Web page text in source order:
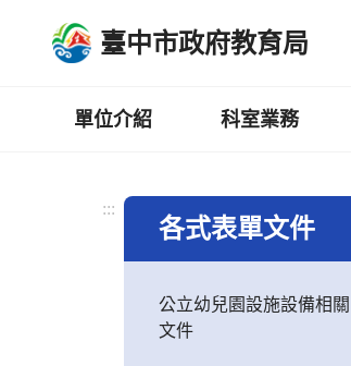
臺中市政府教育局
單位介紹 科室業務
:::
各式表單文件
公立幼兒園設施設備相關
文件